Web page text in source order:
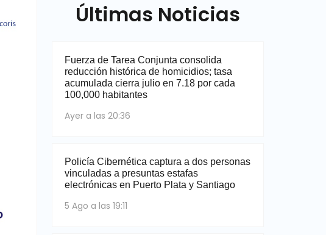
Últimas Noticias
Fuerza de Tarea Conjunta consolida
reducción histórica de homicidios; tasa
acumulada cierra julio en 7.18 por cada
100,000 habitantes
Ayer a las 20:36
Policía Cibernética captura a dos personas
vinculadas a presuntas estafas
electrónicas en Puerto Plata y Santiago
5 Ago a las 19:11